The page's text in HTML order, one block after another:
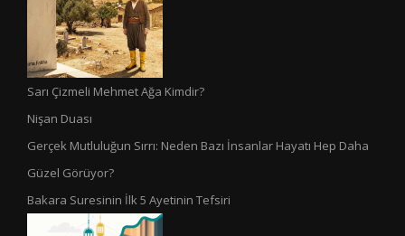
Sarı Çizmeli Mehmet Ağa Kimdir?
Nişan Duası
Gerçek Mutluluğun Sırrı: Neden Bazı İnsanlar Hayatı Hep Daha
Güzel Görüyor?
Bakara Suresinin İlk 5 Ayetinin Tefsiri